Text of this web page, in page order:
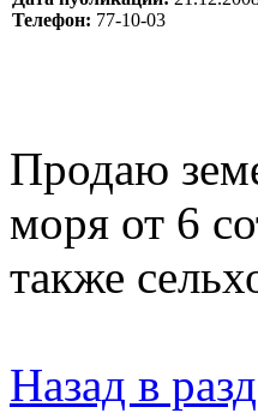
Телефон: 77-10-03
Продаю
моря от 6
также
Назад в